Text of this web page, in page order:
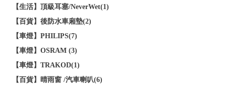
【生活】頂級耳塞/NeverWet(1)
【百貨】後防水車廂墊(2)
【車燈】PHILIPS(7)
【車燈】OSRAM (3)
【車燈】TRAKOD(1)
【百貨】晴雨窗 /汽車喇叭(6)